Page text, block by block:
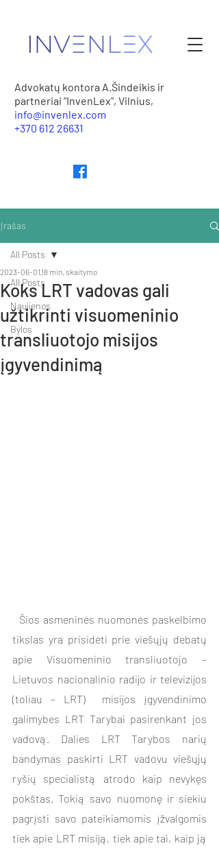
Advokatų kontora A.Šindeikis ir
partneriai "InvenLex", Vilnius,
info@invenlex.com
+370 612 26631
Įrašas
All Posts
Naujienos
Bylos
All Posts
Koks LRT vadovas gali
užtikrinti visuomeninio
transliuotojo misijos
įgyvendinimą
2023-06-01 18 min. skaitymo
tikslas yra prisidėti prie viešųjų debatų
apie Visuomeninio transliuotojo –
Lietuvos nacionalinio radijo ir televizijos
(toliau – LRT)  misijos įgyvendinimo
galimybes LRT Tarybai pasirenkant jos
vadovą. Dalies LRT Tarybos narių
bandymas paskirti LRT vadovu viešųjų
ryšių specialistą atrodo kaip nevykęs
pokštas. Tokią savo nuomonę ir siekiu
pagrįsti savo pateikiamomis įžvalgomis
tiek apie LRT misiją, tiek apie tai, kaip ją